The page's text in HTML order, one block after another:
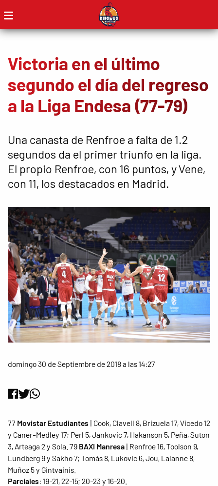
Victoria en el último
segundo el día del regreso
a la Liga Endesa (77-79)
Una canasta de Renfroe a falta de 1.2
segundos da el primer triunfo en la liga.
El propio Renfroe, con 16 puntos, y Vene,
con 11, los destacados en Madrid.
domingo 30 de Septiembre de 2018 a las 14:27
77 Movistar Estudiantes | Cook, Clavell 8, Brizuela 17, Vicedo 12
y Caner-Medley 17; Perl 5, Jankovic 7, Hakanson 5, Peña, Suton
3, Arteaga 2 y Sola. 79 BAXI Manresa | Renfroe 16, Toolson 9,
Lundberg 9 y Sakho 7; Tomás 8, Lukovic 6, Jou, Lalanne 8,
Muñoz 5 y Gintvainis.
Parciales: 19-21, 22-15; 20-23 y 16-20.